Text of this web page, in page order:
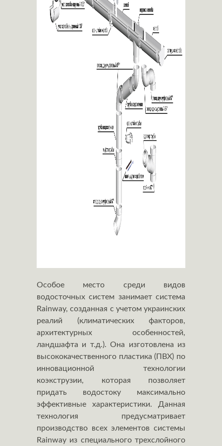
Особое место среди видов
водосточных систем занимает система
Rainway, созданная с учетом украинских
реалий (климатических факторов,
архитектурных особенностей,
ландшафта и т.д.). Она изготовлена из
высококачественного пластика (ПВХ) по
инновационной технологии
коэкструзии, которая позволяет
придать водостоку максимально
эффективные характеристики. Данная
технология предусматривает
производство всех элементов системы
Rainway из специального трехслойного